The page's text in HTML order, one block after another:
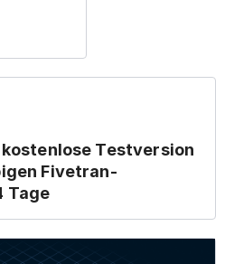
Testversion
Fivetran-
Tage